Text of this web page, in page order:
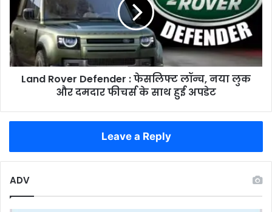
समस्याएं
अनसुनी
फेसलिफ्ट
लॉन्च,
नया
लुक
और
दमदार
साथ
Land Rover Defender : फेसलिफ्ट लॉन्च, नया लुक
और दमदार फीचर्स के साथ हुई अपडेट
Leave a Reply
ADV